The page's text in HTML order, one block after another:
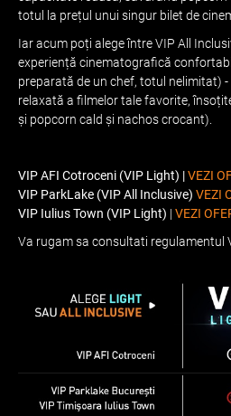
totul la prețul unui singur bilet de
Iar acum poți alege între VIP All
experiență cinematografică
preparată de un chef, totul nelimitat) -
relaxată a filmelor tale favorite,
și popcorn cald și nachos crocant).
VIP AFI Cotroceni (VIP Light) |VEZI
VIP ParkLake (VIP All Inclusive) VEZI
VIP Iulius Town (VIP Light) | VEZI
Va rugam sa consultati regulamentul